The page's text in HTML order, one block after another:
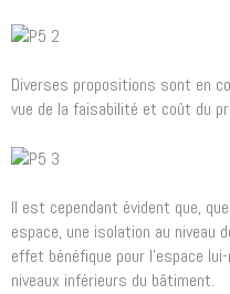
Diverses propositions sont en
vue de la faisabilité et coût du
Il est cependant évident que,
espace, une isolation au niveau
effet bénéfique pour l’espace
niveaux inférieurs du bâtiment.